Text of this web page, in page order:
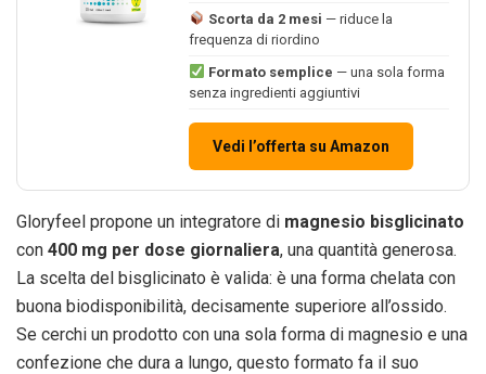
Scorta da 2 mesi — riduce la
frequenza di riordino
Formato semplice — una sola forma
senza ingredienti aggiuntivi
Vedi l’offerta su Amazon
Gloryfeel propone un integratore di magnesio bisglicinato
con 400 mg per dose giornaliera, una quantità generosa.
La scelta del bisglicinato è valida: è una forma chelata con
buona biodisponibilità, decisamente superiore all’ossido.
Se cerchi un prodotto con una sola forma di magnesio e una
confezione che dura a lungo, questo formato fa il suo